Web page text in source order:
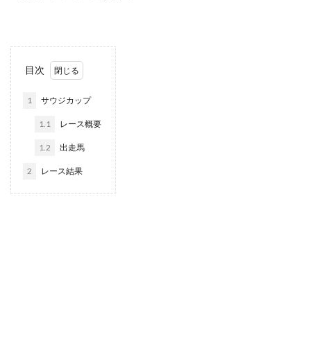
目次
1 サウジカップ
1.1 レース概要
1.2 出走馬
2 レース結果